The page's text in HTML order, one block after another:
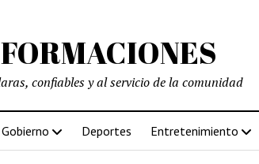
confiables y al servicio de la comunidad
Deportes Entretenimiento